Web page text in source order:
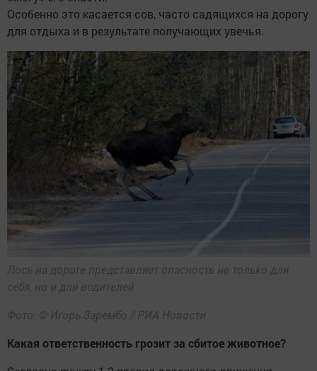
Особенно это касается сов, часто садящихся на дорогу
для отдыха и в результате получающих увечья.
Лось на дороге представляет опасность не только для
себя, но и для водителей
Фото: © Игорь Зарембо / РИА Новости
Какая ответственность грозит за сбитое животное?